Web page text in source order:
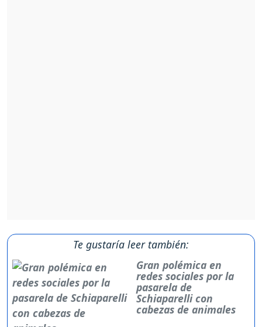
Te gustaría leer también:
Gran polémica en
redes sociales por la
pasarela de
Schiaparelli con
cabezas de animales